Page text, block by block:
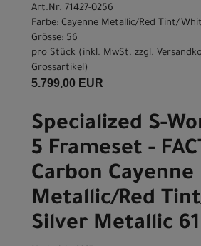
Art.Nr. 71427-0256
Farbe: Cayenne Metallic/Red Tint/
Grösse: 56
pro Stück (inkl. MwSt. zzgl.
Grossartikel)
5.799,00 EUR
Specialized S-
5 Frameset -
Carbon Cayenne
Metallic/Red
Silver Metallic 61